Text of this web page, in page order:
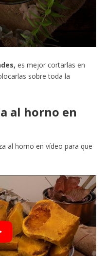
es mejor cortarlas en
sobre toda la
al horno en
al horno en vídeo para que